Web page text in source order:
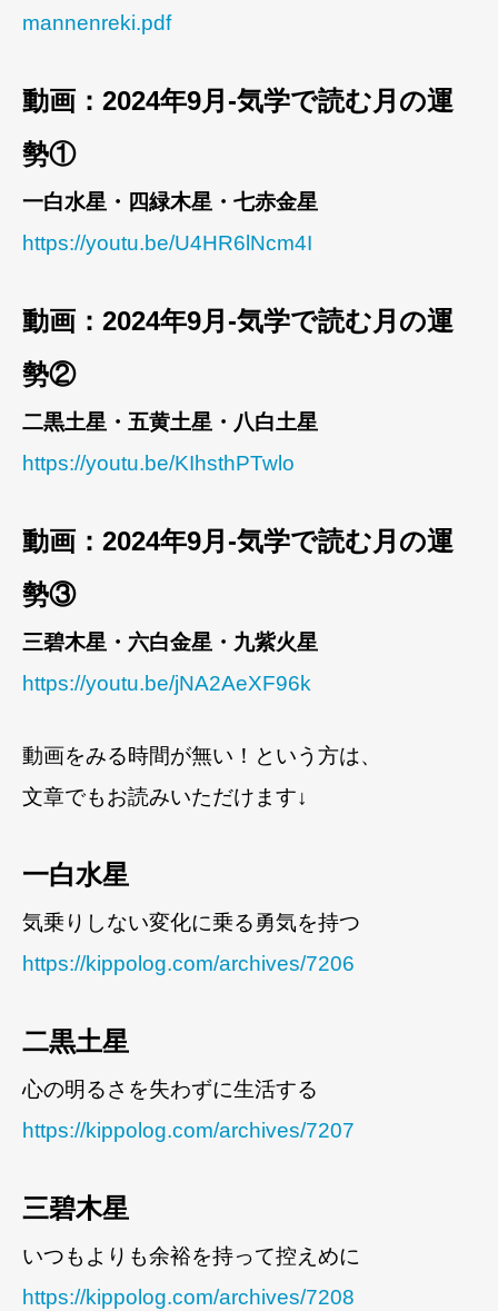
mannenreki.pdf
動画：2024年9月-気学で読む月の運
勢①
一白水星・四緑木星・七赤金星
https://youtu.be/U4HR6lNcm4I
動画：2024年9月-気学で読む月の運
勢②
二黒土星・五黄土星・八白土星
https://youtu.be/KIhsthPTwlo
動画：2024年9月-気学で読む月の運
勢③
三碧木星・六白金星・九紫火星
https://youtu.be/jNA2AeXF96k
動画をみる時間が無い！という方は、
文章でもお読みいただけます↓
一白水星
気乗りしない変化に乗る勇気を持つ
https://kippolog.com/archives/7206
二黒土星
心の明るさを失わずに生活する
https://kippolog.com/archives/7207
三碧木星
いつもよりも余裕を持って控えめに
https://kippolog.com/archives/7208